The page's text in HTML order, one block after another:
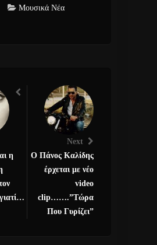
Μουσικά Νέα
η
Next
Ο Πάνος Καλίδης
έρχεται με νέο
video
clip…….”Τώρα
Που Γυρίζει”